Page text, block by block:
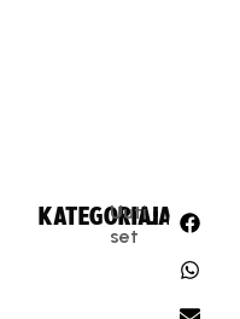
KATEGORIA:
Uuti
set
JAA: